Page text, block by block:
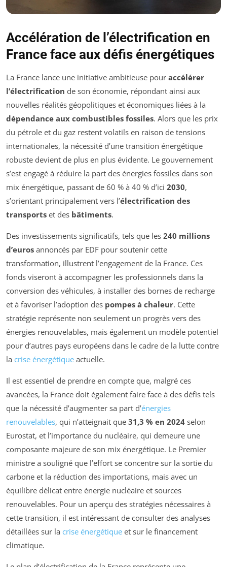
Accélération de l’électrification en
France face aux défis énergétiques
La France lance une initiative ambitieuse pour accélérer
l’électrification de son économie, répondant ainsi aux
nouvelles réalités géopolitiques et économiques liées à la
dépendance aux combustibles fossiles. Alors que les prix
du pétrole et du gaz restent volatils en raison de tensions
internationales, la nécessité d’une transition énergétique
robuste devient de plus en plus évidente. Le gouvernement
s’est engagé à réduire la part des énergies fossiles dans son
mix énergétique, passant de 60 % à 40 % d’ici 2030,
s’orientant principalement vers l’électrification des
transports et des bâtiments.
Des investissements significatifs, tels que les 240 millions
d’euros annoncés par EDF pour soutenir cette
transformation, illustrent l’engagement de la France. Ces
fonds viseront à accompagner les professionnels dans la
conversion des véhicules, à installer des bornes de recharge
et à favoriser l’adoption des pompes à chaleur. Cette
stratégie représente non seulement un progrès vers des
énergies renouvelables, mais également un modèle potentiel
pour d’autres pays européens dans le cadre de la lutte contre
la crise énergétique actuelle.
Il est essentiel de prendre en compte que, malgré ces
avancées, la France doit également faire face à des défis tels
que la nécessité d’augmenter sa part d’énergies
renouvelables, qui n’atteignait que 31,3 % en 2024 selon
Eurostat, et l’importance du nucléaire, qui demeure une
composante majeure de son mix énergétique. Le Premier
ministre a souligné que l’effort se concentre sur la sortie du
carbone et la réduction des importations, mais avec un
équilibre délicat entre énergie nucléaire et sources
renouvelables. Pour un aperçu des stratégies nécessaires à
cette transition, il est intéressant de consulter des analyses
détaillées sur la crise énergétique et sur le financement
climatique.